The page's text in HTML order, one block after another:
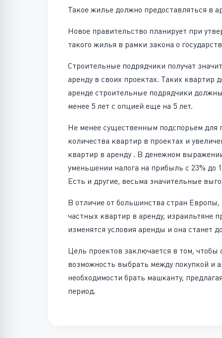
Такое жилье должно предоставляться в
Новое правительство планирует при
такого жилья в рамки закона о
Строительные подрядчики получат
аренду в своих проектах. Таких квартир
аренде строительные подрядчики
менее 5 лет с опцией еще на 5 лет.
Не менее существенным подспорьем для
количества квартир в проектах и
квартир в аренду . В денежном
уменьшении налога на прибыль с 23% до
Есть и другие, весьма значительные
В отличие от большинства стран
частных квартир в аренду, израильтяне
изменятся условия аренды и она станет
Цель проектов заключается в том, чтобы
возможность выбрать между покупкой и
необходимости брать машканту,
период.